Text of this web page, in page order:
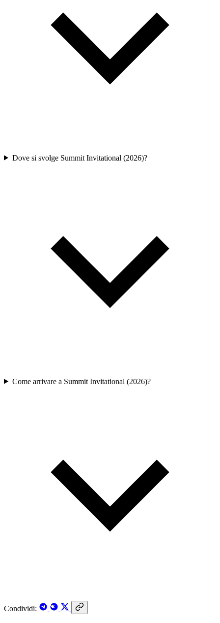
Dove si svolge Summit Invitational (2026)?
Come arrivare a Summit Invitational (2026)?
Condividi: